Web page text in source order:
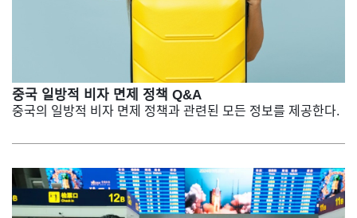
중국 일방적 비자 면제 정책 Q&A
중국의 일방적 비자 면제 정책과 관련된 모든 정보를 제공한다.